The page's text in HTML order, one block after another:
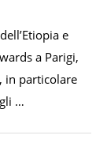
e
a Parigi,
in particolare
…